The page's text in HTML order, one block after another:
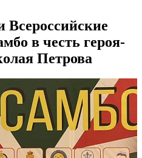
в честь героя-
Петрова